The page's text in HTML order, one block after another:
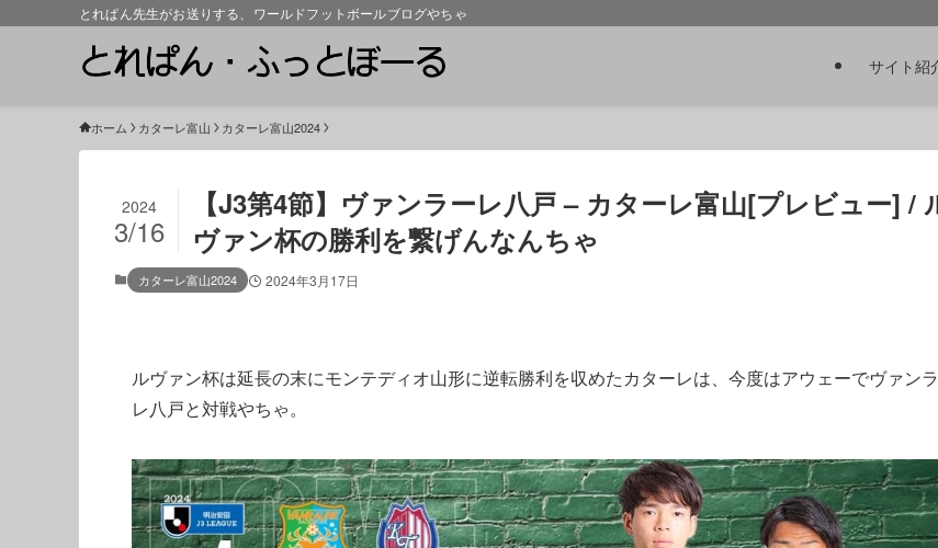
とれぱん先生がお送りする、ワールドフットボールブログやちゃ
サイト紹
ホーム カターレ富山 カターレ富山2024
【J3第4節】ヴァンラーレ八戸 – カターレ富山[プレビュー] /
ヴァン杯の勝利を繋げんなんちゃ
2024
3/16
カターレ富山2024 2024年3月17日
ルヴァン杯は延長の末にモンテディオ山形に逆転勝利を収めたカターレは、今度はアウェーでヴァン
レ八戸と対戦やちゃ。